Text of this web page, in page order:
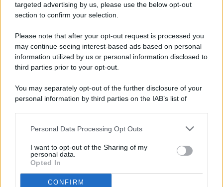
targeted advertising by us, please use the below opt-out
section to confirm your selection.
Please note that after your opt-out request is processed you
may continue seeing interest-based ads based on personal
information utilized by us or personal information disclosed to
third parties prior to your opt-out.
You may separately opt-out of the further disclosure of your
personal information by third parties on the IAB’s list of
This information may also be disclosed by us to third parties
disclose it to other third parties.
Personal Data Processing Opt Outs
I want to opt-out of the Sharing of my
personal data.
Opted In
CONFIRM
© 2026 - Pianeta Design - P.IVA 04827280654 - Testata
Registrata Al Tribunale Di Nocera Inferiore N. 8/2020 - RG N.
ISCRIZIONE AL ROC N. 35792 – ISCRITTA ALL’ANSO
(ASSOCIAZIONE NAZIONALE STAMPA ONLINE)
PREFERENZE PRIVACY